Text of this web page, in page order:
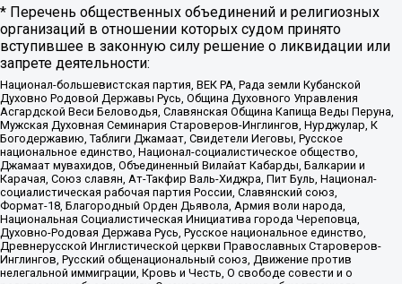
* Перечень общественных объединений и религиозных
организаций в отношении которых судом принято
вступившее в законную силу решение о ликвидации или
запрете деятельности:
Национал-большевистская партия, ВЕК РА, Рада земли Кубанской
Духовно Родовой Державы Русь, Община Духовного Управления
Асгардской Веси Беловодья, Славянская Община Капища Веды Перуна,
Мужская Духовная Семинария Староверов-Инглингов, Нурджулар, К
Богодержавию, Таблиги Джамаат, Свидетели Иеговы, Русское
национальное единство, Национал-социалистическое общество,
Джамаат мувахидов, Объединенный Вилайат Кабарды, Балкарии и
Карачая, Союз славян, Ат-Такфир Валь-Хиджра, Пит Буль, Национал-
социалистическая рабочая партия России, Славянский союз,
Формат-18, Благородный Орден Дьявола, Армия воли народа,
Национальная Социалистическая Инициатива города Череповца,
Духовно-Родовая Держава Русь, Русское национальное единство,
Древнерусской Инглистической церкви Православных Староверов-
Инглингов, Русский общенациональный союз, Движение против
нелегальной иммиграции, Кровь и Честь, О свободе совести и о